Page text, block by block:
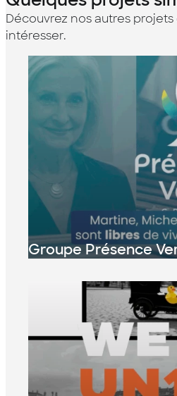
Découvrez nos autres
intéresser.
Groupe Présence